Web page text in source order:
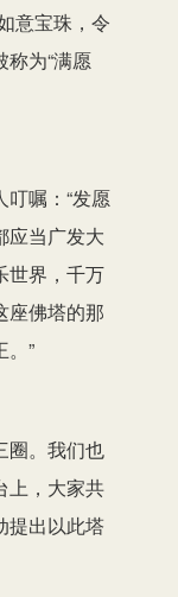
意宝珠，令
为“满愿
嘱：“发愿
应当广发大
世界，千万
座佛塔的那
。”
圈。我们也
上，大家共
提出以此塔